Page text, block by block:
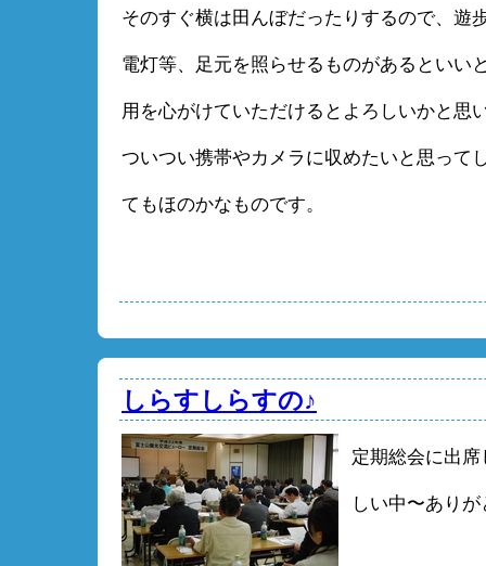
そのすぐ横は田んぼだったりするので、遊
電灯等、足元を照らせるものがあるといい
用を心がけていただけるとよろしいかと思
ついつい携帯やカメラに収めたいと思って
てもほのかなものです。
しらすしらすの♪
定期総会に出
しい中〜あり